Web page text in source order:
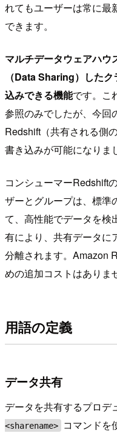
れてもユーザーは常に最
できます。
マルチデータウェアハウ
（Data Sharing）した
込みできる機能です。こ
参照のみでしたが、今回
Redshift（共有される側
書き込みが可能になりま
コンシューマーRedshift
ザーとグループは、標準
て、高性能でデータを検
有により、共有データに
分離されます。Amazon
めの追加コストはありま
用語の定義
データ共有
データを共有するプロデ
<sharename>
コマンドを